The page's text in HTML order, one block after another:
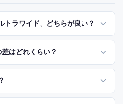
トラワイド、どちらが良い？
はどれくらい？